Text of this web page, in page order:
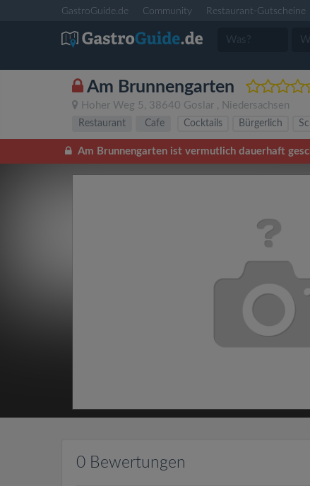
GastroGuide.de Community Restaurant-Gutscheine
Am Brunnengarten
Hoher Weg 5 , 38640 Goslar , Niedersachsen
Restaurant Cafe Cocktails Bürgerlich
Am Brunnengarten ist vermutlich dauerhaft
0 Bewertungen